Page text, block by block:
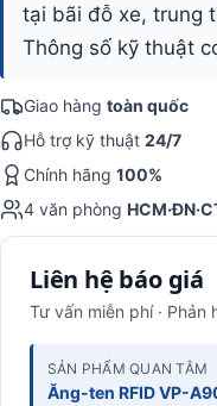
tại bãi đỗ xe, trung
Thông số kỹ thuật
Giao hàng toàn quốc
Hỗ trợ kỹ thuật 24/7
Chính hãng 100%
4 văn phòng
Liên hệ báo giá
Tư vấn miễn phí ·
SẢN PHẨM QUAN TÂM
Ăng-ten RFID VP-